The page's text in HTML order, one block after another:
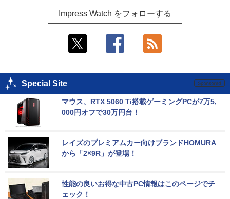
Impress Watch をフォローする
Special Site
マウス、RTX 5060 Ti搭載ゲーミングPCが7万5,
000円オフで30万円台！
レイズのプレミアムカー向けブランドHOMURA
から「2×9R」が登場！
性能の良いお得な中古PC情報はこのページでチ
ェック！